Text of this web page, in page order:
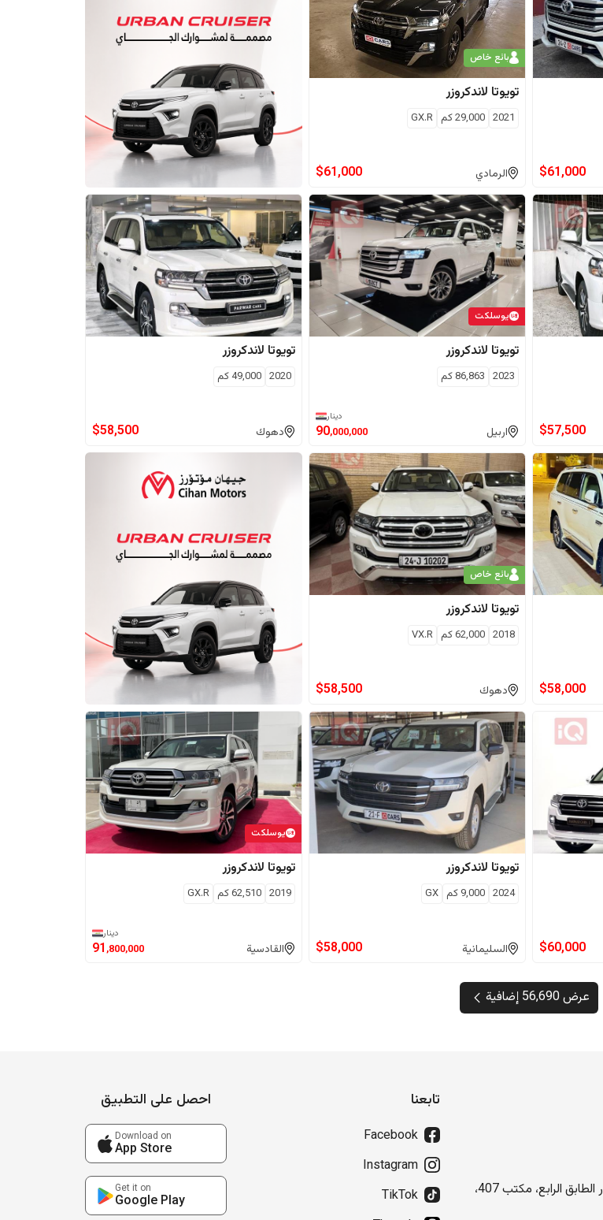
$61,000
بائع خاص
تويوتا لاندكروزر
2021
29,000كم GX.R
الرمادي $61,000
$57,500
يوسلكت
تويوتا لاندكروزر
2023
86,863كم
اربيل
دينار
90,000,000
تويوتا لاندكروزر
2020
49,000كم
دهوك $58,500
$58,000
بائع خاص
تويوتا لاندكروزر
2018
62,000كم VX.R
دهوك $58,500
$60,000
تويوتا لاندكروزر
2024
9,000 كم GX
السليمانية $58,000
يوسلكت
تويوتا لاندكروزر
2019
62,510كم GX.R
القادسية
دينار
91,800,000
عرض 56,690 إضافية
شارع الرواد، عمارة بلو تاور الطابق الرابع، مكتب 407،
تابعنا
Facebook
Instagram
TikTok
احصل على التطبيق
Download on
App Store
Get it on
Google Play